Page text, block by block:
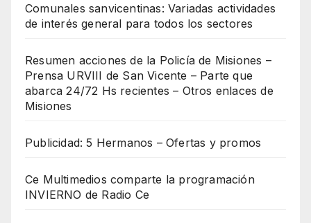
Comunales sanvicentinas: Variadas actividades
de interés general para todos los sectores
Resumen acciones de la Policía de Misiones –
Prensa URVIII de San Vicente – Parte que
abarca 24/72 Hs recientes – Otros enlaces de
Misiones
Publicidad: 5 Hermanos – Ofertas y promos
Ce Multimedios comparte la programación
INVIERNO de Radio Ce